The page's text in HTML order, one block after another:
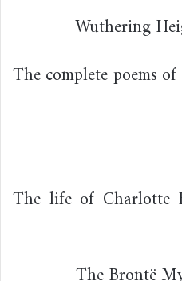
– The complete poems
– The life of